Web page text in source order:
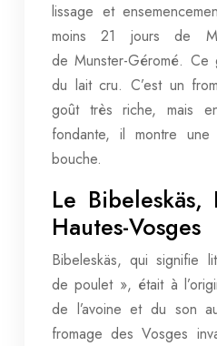
lissage et
moins 21 jours de
de Munster-Géromé.
du lait cru. C’est un
goût très riche, mais
fondante, il montre
bouche.
Le
Hautes-Vosges
Bibeleskäs, qui signifie
de poulet », était à
de l’avoine et du son
fromage des Vosges